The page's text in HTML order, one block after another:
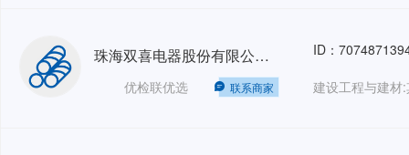
珠海双喜电器股份有限公司结构安全评估人力外包-HRO GZ-202605-1
优检联优选 联系商家
ID：
建设工程与建材